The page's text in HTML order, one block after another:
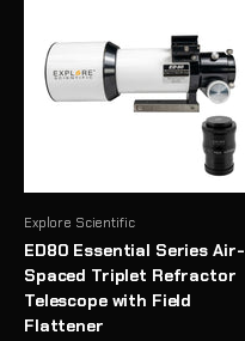
Explore Scientific
ED80 Essential Series Air-
Spaced Triplet Refractor
Telescope with Field
Flattener